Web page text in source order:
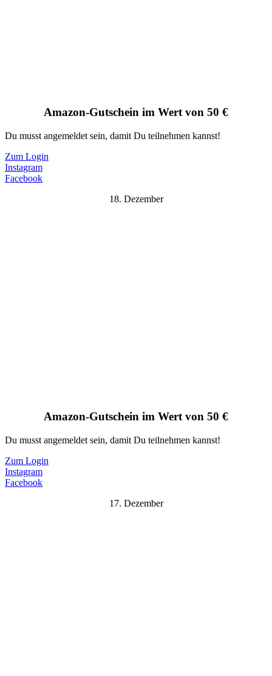
Amazon-Gutschein im Wert von 50 €
Du musst angemeldet sein, damit Du teilnehmen kannst!
Zum Login
Instagram
Facebook
18. Dezember
Amazon-Gutschein im Wert von 50 €
Du musst angemeldet sein, damit Du teilnehmen kannst!
Zum Login
Instagram
Facebook
17. Dezember